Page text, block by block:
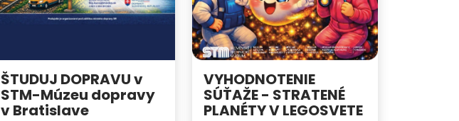
ŠTUDUJ DOPRAVU v
STM-Múzeu dopravy
v Bratislave
VYHODNOTENIE
SÚŤAŽE - STRATENÉ
PLANÉTY V LEGOSVETE